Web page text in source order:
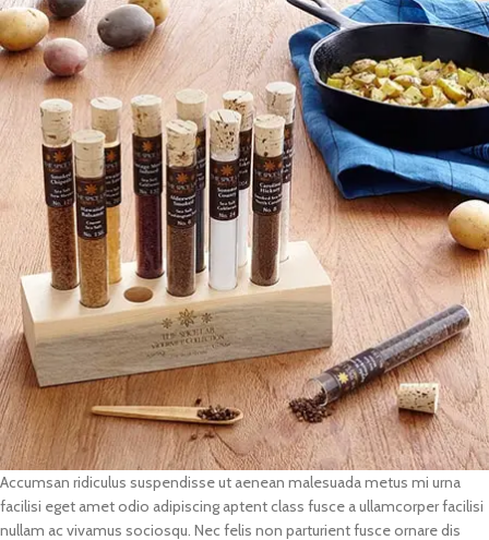
Accumsan ridiculus suspendisse ut aenean malesuada metus mi urna
facilisi eget amet odio adipiscing aptent class fusce a ullamcorper facilisi
nullam ac vivamus sociosqu. Nec felis non parturient fusce ornare dis